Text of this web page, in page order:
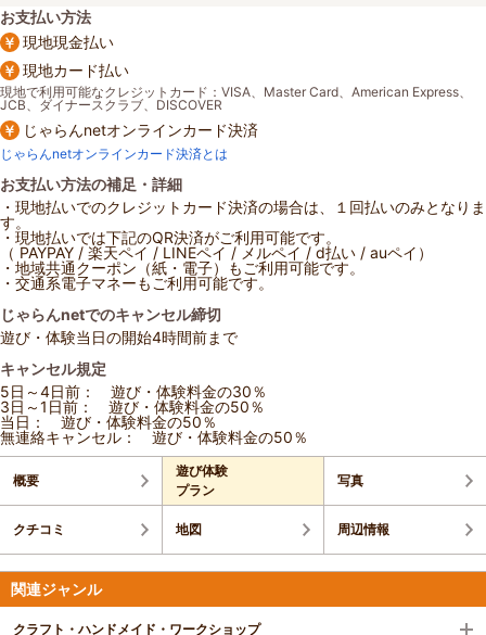
お支払い方法
現地現金払い
現地カード払い
現地で利用可能なクレジットカード：VISA、Master Card、American Express、
JCB、ダイナースクラブ、DISCOVER
じゃらんnetオンラインカード決済
じゃらんnetオンラインカード決済とは
お支払い方法の補足・詳細
・現地払いでのクレジットカード決済の場合は、１回払いのみとなりま
す。
・現地払いでは下記のQR決済がご利用可能です。
（ PAYPAY / 楽天ペイ / LINEペイ / メルペイ / d払い / auペイ）
・地域共通クーポン（紙・電子）もご利用可能です。
・交通系電子マネーもご利用可能です。
じゃらんnetでのキャンセル締切
遊び・体験当日の開始4時間前まで
キャンセル規定
5日～4日前： 遊び・体験料金の30％
3日～1日前： 遊び・体験料金の50％
当日： 遊び・体験料金の50％
無連絡キャンセル： 遊び・体験料金の50％
概要
遊び体験
プラン
写真
クチコミ 地図 周辺情報
関連ジャンル
クラフト・ハンドメイド・ワークショップ